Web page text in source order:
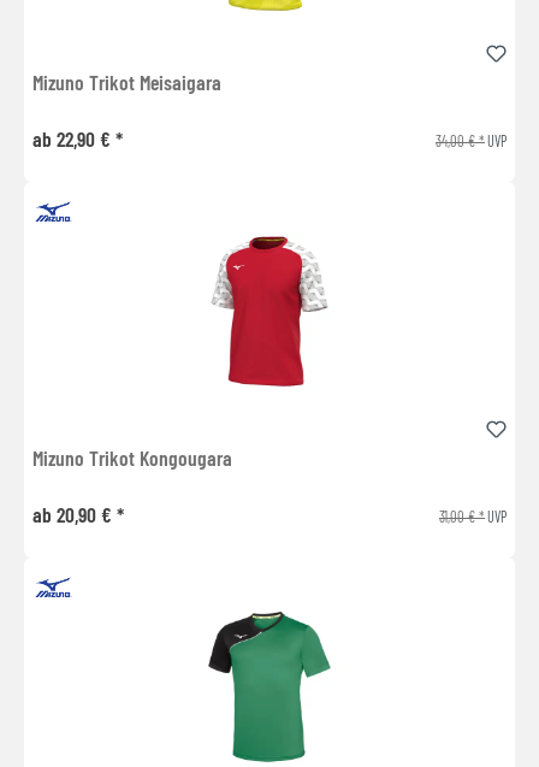
Mizuno Trikot Meisaigara
ab 22,90 € * 34,00 € *UVP
Mizuno Trikot Kongougara
ab 20,90 € * 31,00 € *UVP